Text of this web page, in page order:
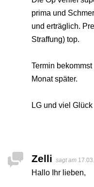
prima und
und erträglich.
Straffung) top.
Termin
Monat später.
LG und viel Glück
Zelli sagt am
Hallo Ihr lieben,